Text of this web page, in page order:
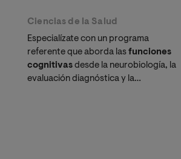
Ciencias de la Salud
Especialízate con un programa
referente que aborda lasfunciones
cognitivas desde la neurobiología, la
evaluación diagnóstica y la